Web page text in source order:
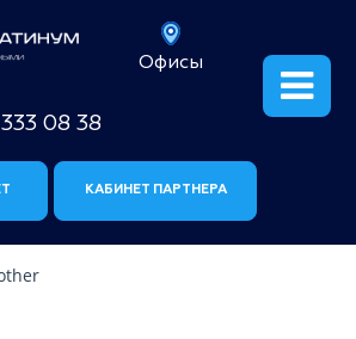
Офисы
08 38
КАБИНЕТ ПАРТНЕРА